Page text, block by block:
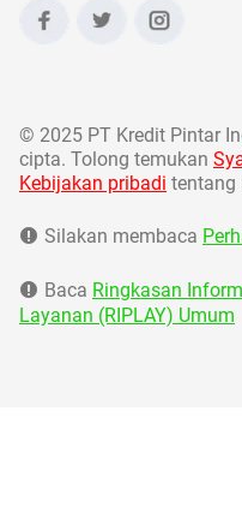
© 2025 PT Kredit Pintar
cipta. Tolong temukan
Kebijakan pribadi tentang
Silakan membaca
Baca Ringkasan
Layanan (RIPLAY) Umum